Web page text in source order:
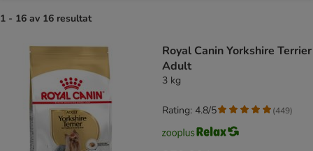
1 - 16 av 16 resultat
Royal Canin Yorkshire Terrier
Adult
3 kg
Rating: 4.8/5 (449)